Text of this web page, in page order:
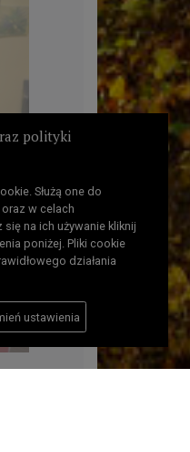
polityki
Służą one do
w celach
na ich używanie kliknij
poniżej. Pliki cookie
działania
ustawienia